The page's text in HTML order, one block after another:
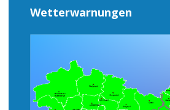
Wetterwarnungen